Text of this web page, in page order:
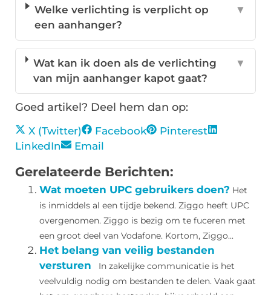
Welke verlichting is verplicht op
een aanhanger?
▼
Wat kan ik doen als de verlichting
van mijn aanhanger kapot gaat?
▼
Goed artikel? Deel hem dan op:
X (Twitter) Facebook
Pinterest
LinkedIn
Email
Gerelateerde Berichten:
Wat moeten UPC gebruikers doen? Het
is inmiddels al een tijdje bekend. Ziggo heeft UPC
overgenomen. Ziggo is bezig om te fuceren met
een groot deel van Vodafone. Kortom, Ziggo...
Het belang van veilig bestanden
versturen
In zakelijke communicatie is het
veelvuldig nodig om bestanden te delen. Vaak gaat